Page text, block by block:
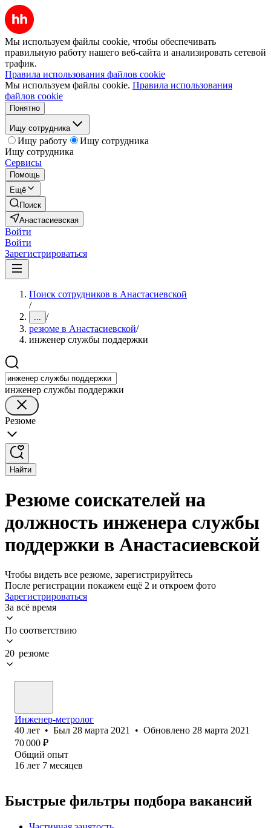
Мы используем файлы cookie, чтобы обеспечивать
правильную работу нашего веб-сайта и анализировать сетевой
трафик.
Правила использования файлов cookie
Мы используем файлы cookie. Правила использования
файлов cookie
Понятно
Ищу сотрудника
Ищу работу
Ищу сотрудника
Ищу сотрудника
Сервисы
Помощь
Ещё
Поиск
Анастасиевская
Войти
Войти
Зарегистрироваться
Поиск сотрудников в Анастасиевской
/
... /
резюме в Анастасиевской/
инженер службы поддержки
инженер службы поддержки
Резюме
Найти
Резюме соискателей на
должность инженера службы
поддержки в Анастасиевской
Чтобы видеть все резюме, зарегистрируйтесь
После регистрации покажем ещё 2 и откроем фото
Зарегистрироваться
За всё время
По соответствию
20 резюме
Инженер-метролог
40 лет • Был 28 марта 2021 • Обновлено 28 марта 2021
70 000 ₽
Общий опыт
16 лет 7 месяцев
Быстрые фильтры подбора вакансий